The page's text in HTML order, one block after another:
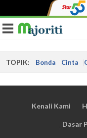
Toggle navigation
TOPIK: Bonda Cinta
Kenali Kami
Dasar